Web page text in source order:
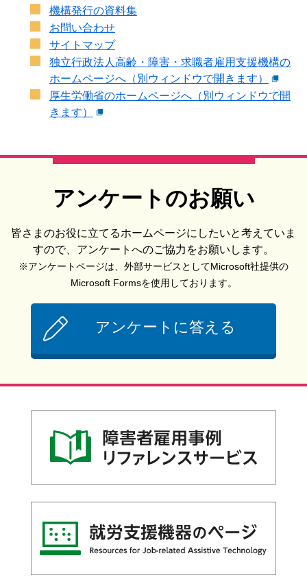
機構発行の資料集
お問い合わせ
サイトマップ
独立行政法人高齢・障害・求職者雇用支援機構の
ホームページへ（別ウィンドウで開きます）
厚生労働省のホームページへ（別ウィンドウで開
きます）
アンケートのお願い
皆さまのお役に立てるホームページにしたいと考えていま
すので、アンケートへのご協力をお願いします。
※アンケートページは、外部サービスとしてMicrosoft社提供の
Microsoft Formsを使用しております。
アンケートに答える